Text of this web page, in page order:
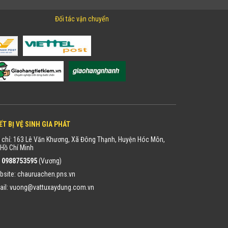
Đối tác vận chuyển
BỊ VỆ SINH GIA PHÁT
163 Lê Văn Khương, Xã Đông Thạnh, Huyện Hóc Môn,
Chí Minh
0988753595(Vương)
chauruachen.pns.vn
vuong@vattuxaydung.com.vn